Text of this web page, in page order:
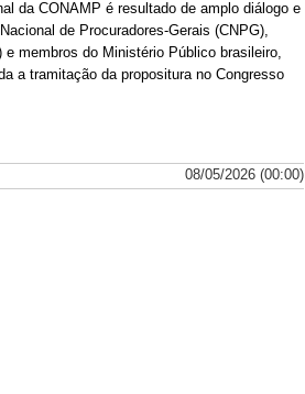
da CONAMP é resultado de amplo diálogo e
de Procuradores-Gerais (CNPG),
membros do Ministério Público brasileiro,
a tramitação da propositura no Congresso
08/05/2026 (00:00)